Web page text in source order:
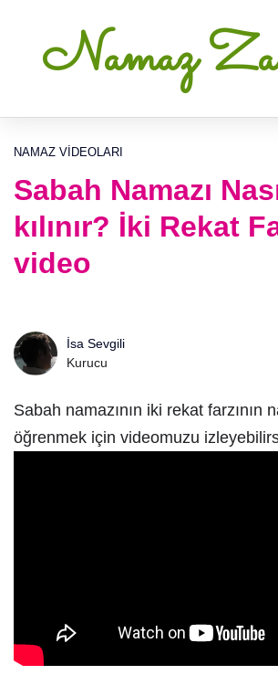
Namaz
NAMAZ VIDEOLARI
Sabah Namazı
kılınır? İki Rekat
video
İsa Sevgili
Kurucu
Sabah namazının iki rekat farzının
öğrenmek için videomuzu